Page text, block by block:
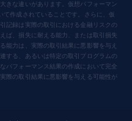
きな違いがあります。仮想パフォーマン
て作成されていることです。さらに、仮
記録は実際の取引における金融リスクの
ば、損失に耐える能力、または取引損失
能力は、実際の取引結果に悪影響を与え
する、あるいは特定の取引プログラムの
パフォーマンス結果の作成において完全
際の取引結果に悪影響を与える可能性が